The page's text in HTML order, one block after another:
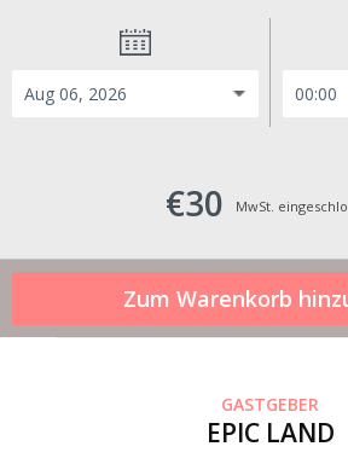
€30 MwSt.
GASTGEBER
EPIC LAND